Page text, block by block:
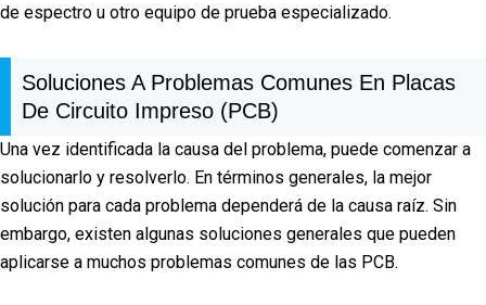
de espectro u otro equipo de prueba especializado.
Soluciones A Problemas Comunes En Placas
De Circuito Impreso (PCB)
Una vez identificada la causa del problema, puede comenzar a
solucionarlo y resolverlo. En términos generales, la mejor
solución para cada problema dependerá de la causa raíz. Sin
embargo, existen algunas soluciones generales que pueden
aplicarse a muchos problemas comunes de las PCB.